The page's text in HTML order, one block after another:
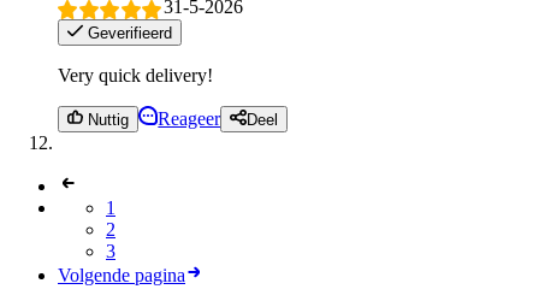
31-5-2026
Geverifieerd
Very quick delivery!
Nuttig Reageer Deel
1
2
3
Volgende pagina